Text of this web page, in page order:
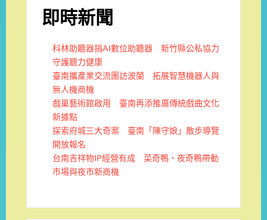
即時新聞
科林助聽器捐AI數位助聽器 新竹縣公私協力
守護聽力健康
臺南攜產業交流團訪波蘭 拓展智慧機器人與
無人機商機
戲巢藝術館啟用 臺南再添推廣傳統戲曲文化
新據點
探索府城三大奇案 臺南「陳守娘」散步導覽
開放報名
台南吉祥物IP經營有成 菜奇鴨、夜奇鴨帶動
市場與夜市新商機